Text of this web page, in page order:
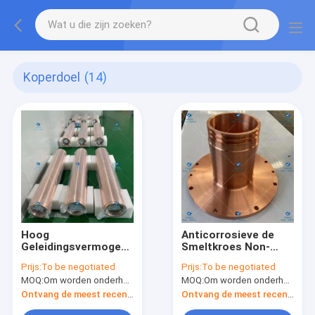
Koperdoel (14)
Hoog
Geleidingsvermogen
Doel155od*125id*888
Koper van het 99,97
Percentenkoper de
Buisvacuümverpakking
Prijs:To be negotiated
MOQ:Om worden onderhandeld
Anticorrosieve de
Smeltkroes Non-
T2koper Vacuüm
Verpakking
Prijs:To be negotiated
MOQ:Om worden onderhandeld